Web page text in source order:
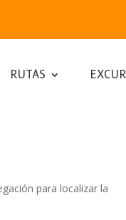
RUTAS
para localizar la